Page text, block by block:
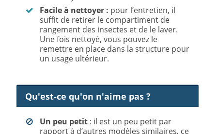
Facile à nettoyer : pour l’entretien, il
suffit de retirer le compartiment de
rangement des insectes et de le laver.
Une fois nettoyé, vous pouvez le
remettre en place dans la structure pour
un usage ultérieur.
Qu'est-ce qu'on n'aime pas ?
Un peu petit : il est un peu petit par
rapport à d’autres modèles similaires, ce